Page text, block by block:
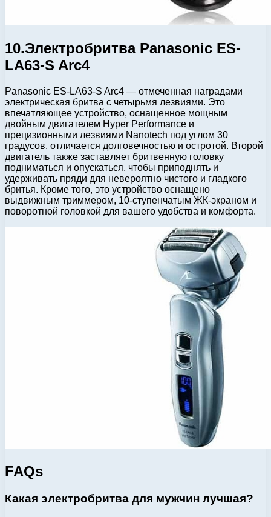
10.Электробритва Panasonic ES-
LA63-S Arc4
Panasonic ES-LA63-S Arc4 — отмеченная наградами
электрическая бритва с четырьмя лезвиями. Это
впечатляющее устройство, оснащенное мощным
двойным двигателем Hyper Performance и
прецизионными лезвиями Nanotech под углом 30
градусов, отличается долговечностью и остротой. Второй
двигатель также заставляет бритвенную головку
подниматься и опускаться, чтобы приподнять и
удерживать пряди для невероятно чистого и гладкого
бритья. Кроме того, это устройство оснащено
выдвижным триммером, 10-ступенчатым ЖК-экраном и
поворотной головкой для вашего удобства и комфорта.
FAQs
Какая электробритва для мужчин лучшая?